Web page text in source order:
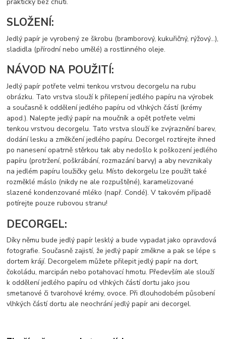
SLOŽENÍ:
Jedlý papír je vyrobený ze škrobu (bramborový, kukuřičný, rýžový…),
sladidla (přírodní nebo umělé) a rostlinného oleje.
NÁVOD NA POUŽITÍ:
Jedlý papír potřete velmi tenkou vrstvou decorgelu na rubu
obrázku. Tato vrstva slouží k přilepení jedlého papíru na výrobek
a současně k oddělení jedlého papíru od vlhkých částí (krémy
apod.). Nalepte jedlý papír na moučník a opět potřete velmi
tenkou vrstvou decorgelu. Tato vrstva slouží ke zvýraznění barev,
dodání lesku a změkčení jedlého papíru. Decorgel roztírejte ihned
po nanesení opatrně stěrkou tak aby nedošlo k poškození jedlého
papíru (protržení, poškrábání, rozmazání barvy) a aby nevznikaly
na jedlém papíru loužičky gelu. Místo dekorgelu lze použít také
rozměklé máslo (nikdy ne ale rozpuštěné), karamelizované
slazené kondenzované mléko (např. Condé). V takovém případě
potírejte pouze rubovou stranu!
DECORGEL:
Díky němu bude jedlý papír lesklý a bude vypadat jako opravdová
fotografie. Současně zajistí, že jedlý papír změkne a pak se lépe s
dortem krájí. Decorgelem můžete přilepit jedlý papír na dort,
čokoládu, marcipán nebo potahovací hmotu. Především ale slouží
k oddělení jedlého papíru od vlhkých částí dortu jako jsou
smetanové či tvarohové krémy, ovoce. Při dlouhodobém působení
vlhkých částí dortu ale neochrání jedlý papír ani decorgel.